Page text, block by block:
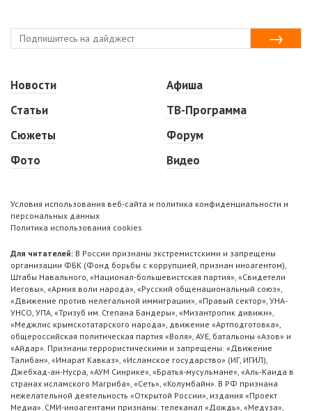
Новости
Статьи
Сюжеты
Фото
Афиша
ТВ-Программа
Форум
Видео
Условия использования веб-сайта и политика конфиденциальности и
персональных данных
Политика использования cookies
Для читателей: В России признаны экстремистскими и запрещены
организации ФБК (Фонд борьбы с коррупцией, признан иноагентом),
Штабы Навального, «Национал-большевистская партия», «Свидетели
Иеговы», «Армия воли народа», «Русский общенациональный союз»,
«Движение против нелегальной иммиграции», «Правый сектор», УНА-
УНСО, УПА, «Тризуб им. Степана Бандеры», «Мизантропик дивижн»,
«Меджлис крымскотатарского народа», движение «Артподготовка»,
общероссийская политическая партия «Воля», АУЕ, батальоны «Азов» и
«Айдар». Признаны террористическими и запрещены: «Движение
Талибан», «Имарат Кавказ», «Исламское государство» (ИГ, ИГИЛ),
Джебхад-ан-Нусра, «АУМ Синрике», «Братья-мусульмане», «Аль-Каида в
странах исламского Магриба», «Сеть», «Колумбайн». В РФ признана
нежелательной деятельность «Открытой России», издания «Проект
Медиа». СМИ-иноагентами признаны: телеканал «Дождь», «Медуза»,